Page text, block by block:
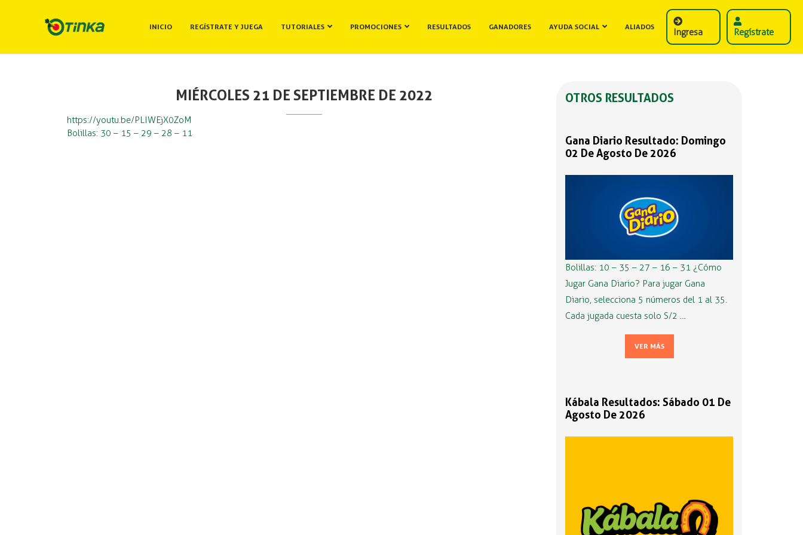
INICIO REGÍSTRATE Y JUEGA TUTORIALES PROMOCIONES RESULTADOS GANADORES AYUDA SOCIAL ALIADOS Ingresa Regístrate
MIÉRCOLES 21 DE SEPTIEMBRE DE 2022
https://youtu.be/PLIWEjX0ZoM
Bolillas: 30 – 15 – 29 – 28 – 11
OTROS RESULTADOS
Gana Diario Resultado: Domingo
02 De Agosto De 2026
Bolillas: 10 – 35 – 27 – 16 – 31 ¿Cómo
Jugar Gana Diario? Para jugar Gana
Diario, selecciona 5 números del 1 al 35.
Cada jugada cuesta solo S/2 …
VER MÁS
Kábala Resultados: Sábado 01 De
Agosto De 2026